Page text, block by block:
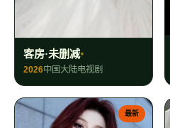
客房·未删减
2026中国大陆电视剧
最新